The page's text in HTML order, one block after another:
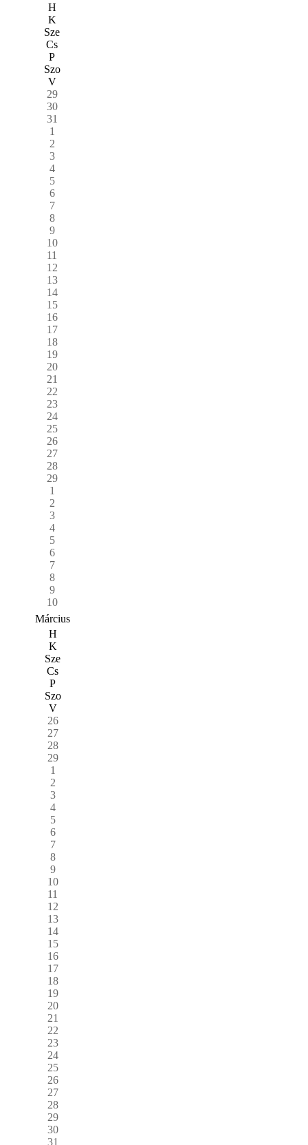
H
K
Sze
Cs
P
Szo
V
29
30
31
1
2
3
4
5
6
7
8
9
10
11
12
13
14
15
16
17
18
19
20
21
22
23
24
25
26
27
28
29
1
2
3
4
5
6
7
8
9
10
Március
H
K
Sze
Cs
P
Szo
V
26
27
28
29
1
2
3
4
5
6
7
8
9
10
11
12
13
14
15
16
17
18
19
20
21
22
23
24
25
26
27
28
29
30
31